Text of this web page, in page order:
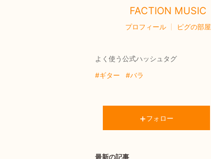
FACTION MUSIC
プロフィール ピグの部屋
よく使う公式ハッシュタグ
#ギター #バラ
フォロー
最新の記事